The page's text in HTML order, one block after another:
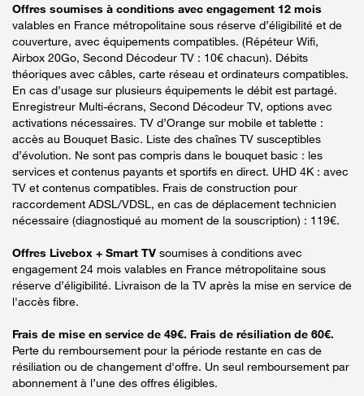
Offres soumises à conditions avec engagement 12 mois
valables en France métropolitaine sous réserve d’éligibilité et de
couverture, avec équipements compatibles. (Répéteur Wifi,
Airbox 20Go, Second Décodeur TV : 10€ chacun). Débits
théoriques avec câbles, carte réseau et ordinateurs compatibles.
En cas d’usage sur plusieurs équipements le débit est partagé.
Enregistreur Multi-écrans, Second Décodeur TV, options avec
activations nécessaires. TV d’Orange sur mobile et tablette :
accès au Bouquet Basic. Liste des chaînes TV susceptibles
d’évolution. Ne sont pas compris dans le bouquet basic : les
services et contenus payants et sportifs en direct. UHD 4K : avec
TV et contenus compatibles. Frais de construction pour
raccordement ADSL/VDSL, en cas de déplacement technicien
nécessaire (diagnostiqué au moment de la souscription) : 119€.
Offres Livebox + Smart TV soumises à conditions avec
engagement 24 mois valables en France métropolitaine sous
réserve d’éligibilité. Livraison de la TV après la mise en service de
l'accès fibre.
Frais de mise en service de 49€. Frais de résiliation de 60€.
Perte du remboursement pour la période restante en cas de
résiliation ou de changement d'offre. Un seul remboursement par
abonnement à l’une des offres éligibles.